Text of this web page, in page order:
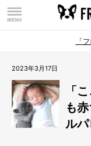
「
2023年3月17日
「
も
ルパ